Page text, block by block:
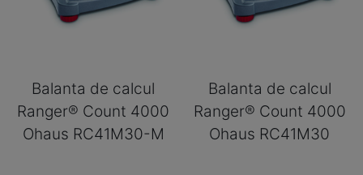
Balanta de calcul
Ranger® Count 4000
Ohaus RC41M30-M
Balanta de calcul
Ranger® Count 4000
Ohaus RC41M30